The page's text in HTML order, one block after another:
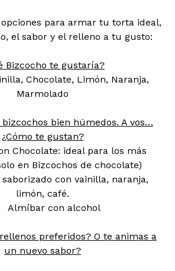
opciones para armar tu torta ideal,
el sabor y el relleno a tu gusto:
Bizcocho te gustaría?
Chocolate, Limón, Naranja,
Marmolado
bien húmedos. A vos…
¿Cómo te gustan?
ideal para los más
en Bizcochos de chocolate)
con vainilla, naranja,
limón, café.
con alcohol
preferidos? O te animas a
un nuevo sabor?